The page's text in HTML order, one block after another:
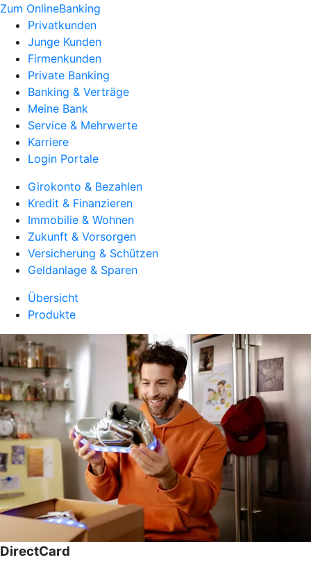
Zum OnlineBanking
Privatkunden
Junge Kunden
Firmenkunden
Private Banking
Banking & Verträge
Meine Bank
Service & Mehrwerte
Karriere
Login Portale
Girokonto & Bezahlen
Kredit & Finanzieren
Immobilie & Wohnen
Zukunft & Vorsorgen
Versicherung & Schützen
Geldanlage & Sparen
Übersicht
Produkte
DirectCard